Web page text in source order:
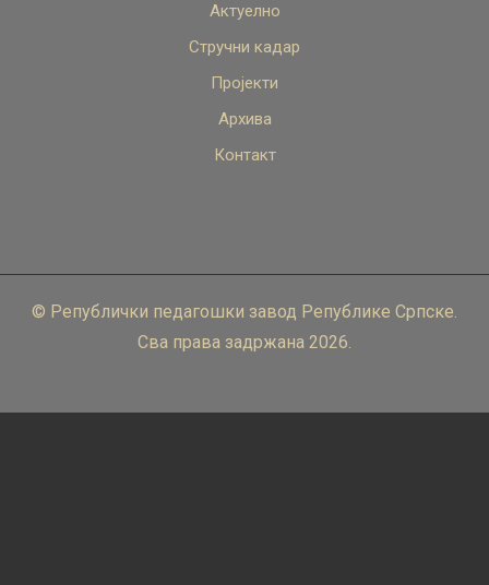
Актуелно
Стручни кадар
Пројекти
Архива
Контакт
© Републички педагошки завод Републике Српске.
Сва права задржана 2026.